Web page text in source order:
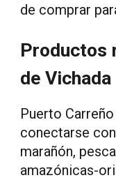
de comprar
Productos
de Vichada
Puerto
conectarse
marañón,
amazónicas-